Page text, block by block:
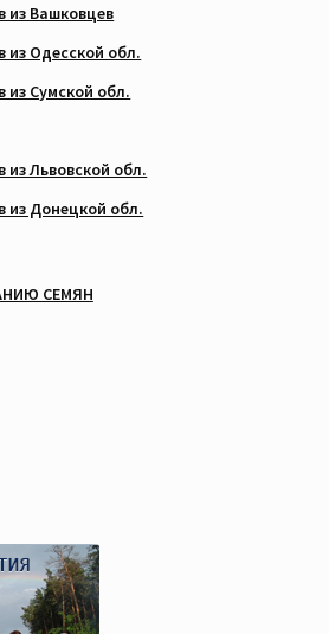
из Вашковцев
из Одесской обл.
из Сумской обл.
Львовской обл.
из Донецкой обл.
СЕМЯН